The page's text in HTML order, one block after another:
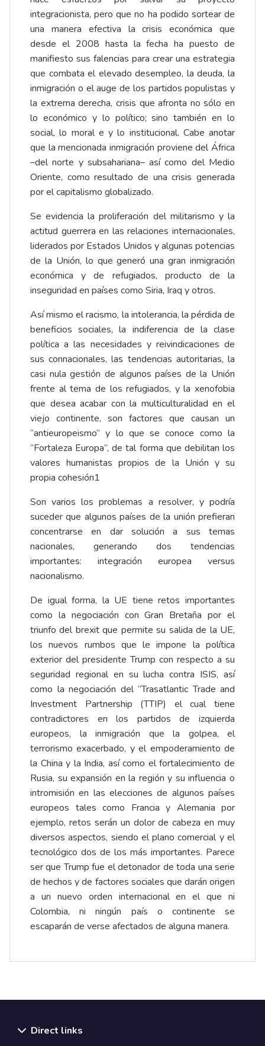
integracionista, pero que no ha podido sortear de
una manera efectiva la crisis económica que
desde el 2008 hasta la fecha ha puesto de
manifiesto sus falencias para crear una estrategia
que combata el elevado desempleo, la deuda, la
inmigración o el auge de los partidos populistas y
la extrema derecha, crisis que afronta no sólo en
lo económico y lo político; sino también en lo
social, lo moral e y lo institucional. Cabe anotar
que la mencionada inmigración proviene del África
–del norte y subsahariana– así como del Medio
Oriente, como resultado de una crisis generada
por el capitalismo globalizado.
Se evidencia la proliferación del militarismo y la
actitud guerrera en las relaciones internacionales,
liderados por Estados Unidos y algunas potencias
de la Unión, lo que generó una gran inmigración
económica y de refugiados, producto de la
inseguridad en países como Siria, Iraq y otros.
Así mismo el racismo, la intolerancia, la pérdida de
beneficios sociales, la indiferencia de la clase
política a las necesidades y reivindicaciones de
sus connacionales, las tendencias autoritarias, la
casi nula gestión de algunos países de la Unión
frente al tema de los refugiados, y la xenofobia
que desea acabar con la multiculturalidad en el
viejo continente, son factores que causan un
“antieuropeismo” y lo que se conoce como la
“Fortaleza Europa”, de tal forma que debilitan los
valores humanistas propios de la Unión y su
propia cohesión1
Son varios los problemas a resolver, y podría
suceder que algunos países de la unión prefieran
concentrarse en dar solución a sus temas
nacionales, generando dos tendencias
importantes: integración europea versus
nacionalismo.
De igual forma, la UE tiene retos importantes
como la negociación con Gran Bretaña por el
triunfo del brexit que permite su salida de la UE,
los nuevos rumbos que le impone la política
exterior del presidente Trump con respecto a su
seguridad regional en su lucha contra ISIS, así
como la negociación del “Trasatlantic Trade and
Investment Partnership (TTIP) el cual tiene
contradictores en los partidos de izquierda
europeos, la inmigración que la golpea, el
terrorismo exacerbado, y el empoderamiento de
la China y la India, así como el fortalecimiento de
Rusia, su expansión en la región y su influencia o
intromisión en las elecciones de algunos países
europeos tales como Francia y Alemania por
ejemplo, retos serán un dolor de cabeza en muy
diversos aspectos, siendo el plano comercial y el
tecnológico dos de los más importantes. Parece
ser que Trump fue el detonador de toda una serie
de hechos y de factores sociales que darán origen
a un nuevo orden internacional en el que ni
Colombia, ni ningún país o continente se
escaparán de verse afectados de alguna manera.
Direct links